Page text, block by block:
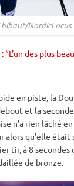
NordicFocus
“L’un des plus
en piste, la
et la
n’a rien lâché
alors qu’elle était
tir, à 8 secondes
de bronze.